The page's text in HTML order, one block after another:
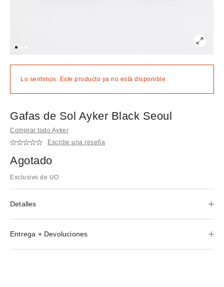
Lo sentimos. Este producto ya no está disponible.
Gafas de Sol Ayker Black Seoul
Comprar todo Ayker
Escribe una reseña
Agotado
Exclusivo de UO
Detalles
Entrega + Devoluciones